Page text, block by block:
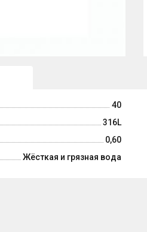
40
316L
0,60
Жёсткая и грязная вода